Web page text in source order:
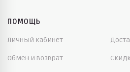
ПОМОЩЬ
Личный кабинет
Обмен и возврат